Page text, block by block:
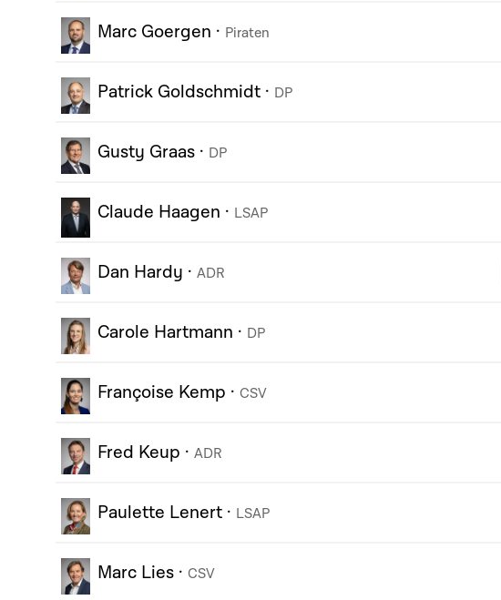
Marc Goergen · Piraten
Patrick Goldschmidt · DP
Gusty Graas · DP
Claude Haagen · LSAP
Dan Hardy · ADR
Carole Hartmann · DP
Françoise Kemp · CSV
Fred Keup · ADR
Paulette Lenert · LSAP
Marc Lies · CSV